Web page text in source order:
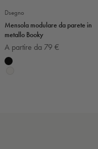
Dsegno
Mensola modulare da parete in
metallo Booky
Prezzo scontato
A partire da 79 €
Colore
Nero